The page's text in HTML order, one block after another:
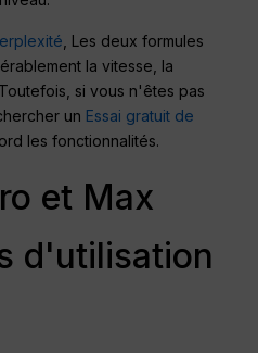
, Les deux formules
la vitesse, la
si vous n'êtes pas
un Essai gratuit de
les fonctionnalités.
et Max
d'utilisation